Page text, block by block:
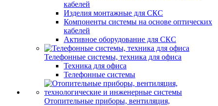
кабелей
Изделия монтажные для СКС
Компоненты системы на основе оптических
кабелей
Активное оборудование для СКС
Телефонные системы, техника для офиса
Техника для офиса
Телефонные системы
Отопительные приборы, вентиляция,